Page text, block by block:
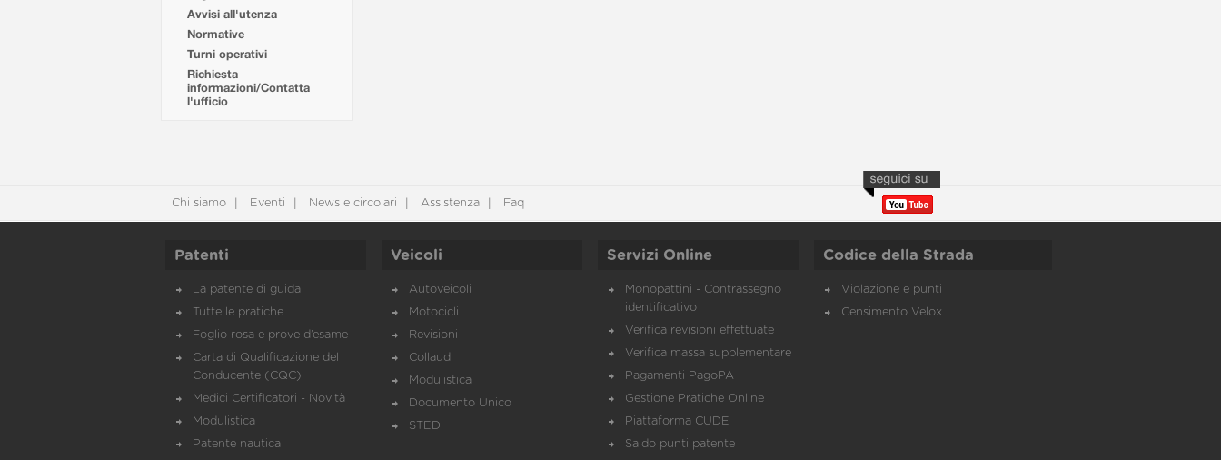
Avvisi all'utenza
Normative
Turni operativi
Richiesta
informazioni/Contatta
l'ufficio
Chi siamo Eventi News e circolari Assistenza Faq
Patenti
La patente di guida
Tutte le pratiche
Foglio rosa e prove d’esame
Carta di Qualificazione del
Conducente (CQC)
Medici Certificatori - Novità
Modulistica
Patente nautica
Veicoli
Autoveicoli
Motocicli
Revisioni
Collaudi
Modulistica
Documento Unico
STED
Servizi Online
Monopattini - Contrassegno
identificativo
Verifica revisioni effettuate
Verifica massa supplementare
Pagamenti PagoPA
Gestione Pratiche Online
Piattaforma CUDE
Saldo punti patente
Codice della Strada
Violazione e punti
Censimento Velox